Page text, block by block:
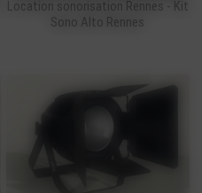
Location sonorisation Rennes - Kit
Sono Alto Rennes